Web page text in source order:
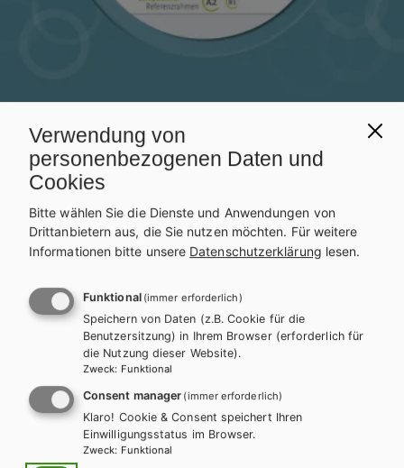
BMHS ENGLISCH
Best Shots 1 – modular.
HAK/HUM
Auf dieser Seite finden Sie kostenlose Unterrichtsmaterialien zu
unseren Schulbüchern.
INHALTE FÜR LEHRER/INNEN
Verwendung von
personenbezogenen Daten und
Cookies
Bitte wählen Sie die Dienste und Anwendungen von
Drittanbietern aus, die Sie nutzen möchten. Für weitere
Informationen bitte unsere Datenschutzerklärung lesen.
Funktional (immer erforderlich)
Speichern von Daten (z.B. Cookie für die
Benutzersitzung) in Ihrem Browser (erforderlich für
die Nutzung dieser Website).
Zweck: Funktional
Consent manager (immer erforderlich)
Klaro! Cookie & Consent speichert Ihren
Einwilligungsstatus im Browser.
Zweck: Funktional